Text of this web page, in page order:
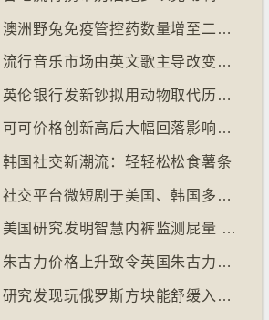
【十万八千里】澳洲野兔免疫管控药数量增至二亿只
【十万八千里】流行音乐市场由英文歌主导改变为多国语言歌曲
【十万八千里】英伦银行发新钞拟用动物取代历史人物
【十万八千里】可可价格创新高后大幅回落影响农民生计
韩国社交新潮流：轻轻松松食薯条
【十万八千里】社交平台微短剧于美国、韩国多地掀热潮
【十万八千里】美国研究发明智慧内裤监测屁量 以助改善消化系统
【十万八千里】朱古力价格上升致令英国朱古力盗窃案高升
【十万八千里】研究发现玩俄罗斯方块能舒缓入侵性创伤后遗症